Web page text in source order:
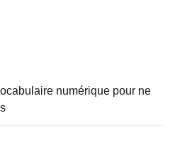
numérique pour ne